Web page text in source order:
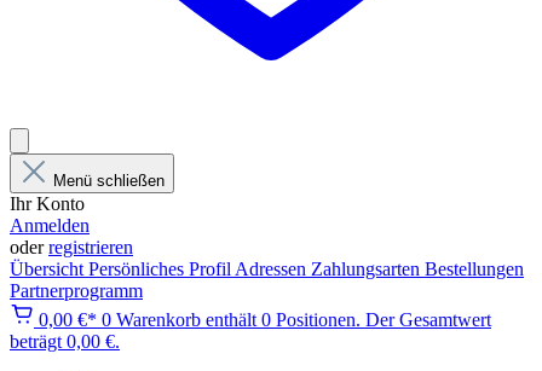
Menü schließen
Ihr Konto
Anmelden
oderregistrieren
Übersicht Persönliches Profil Adressen Zahlungsarten Bestellungen
Partnerprogramm
0,00 €* 0 Warenkorb enthält 0 Positionen. Der Gesamtwert
beträgt 0,00 €.